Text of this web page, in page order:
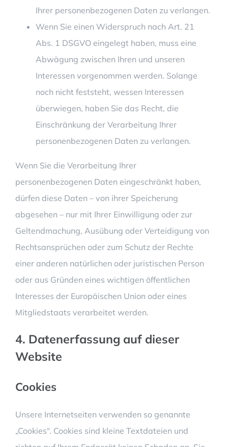
Ihrer personenbezogenen Daten zu verlangen.
Wenn Sie einen Widerspruch nach Art. 21
Abs. 1 DSGVO eingelegt haben, muss eine
Abwägung zwischen Ihren und unseren
Interessen vorgenommen werden. Solange
noch nicht feststeht, wessen Interessen
überwiegen, haben Sie das Recht, die
Einschränkung der Verarbeitung Ihrer
personenbezogenen Daten zu verlangen.
Wenn Sie die Verarbeitung Ihrer
personenbezogenen Daten eingeschränkt haben,
dürfen diese Daten – von ihrer Speicherung
abgesehen – nur mit Ihrer Einwilligung oder zur
Geltendmachung, Ausübung oder Verteidigung von
Rechtsansprüchen oder zum Schutz der Rechte
einer anderen natürlichen oder juristischen Person
oder aus Gründen eines wichtigen öffentlichen
Interesses der Europäischen Union oder eines
Mitgliedstaats verarbeitet werden.
4. Datenerfassung auf dieser
Website
Cookies
Unsere Internetseiten verwenden so genannte
„Cookies“. Cookies sind kleine Textdateien und